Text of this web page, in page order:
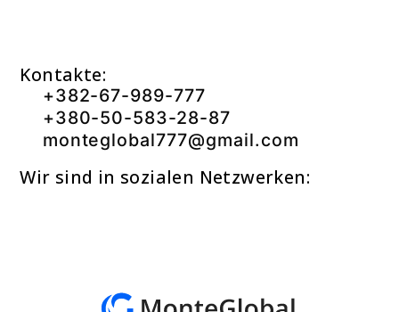
Kontakte:
+382-67-989-777
+380-50-583-28-87
monteglobal777@gmail.com
Wir sind in sozialen Netzwerken: